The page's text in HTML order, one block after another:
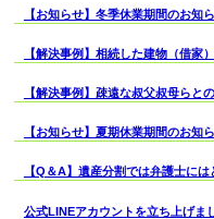
【お知らせ】冬季休業期間のお知
【解決事例】相続した建物（借家
【解決事例】疎遠な叔父叔母らと
【お知らせ】夏期休業期間のお知
【Q＆A】遺産分割では弁護士に
公式LINEアカウントを立ち上げま